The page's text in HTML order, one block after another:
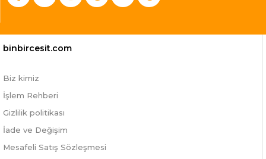
binbircesit.com
Biz kimiz
İşlem Rehberi
Gizlilik politikası
İade ve Değişim
Mesafeli Satış Sözleşmesi